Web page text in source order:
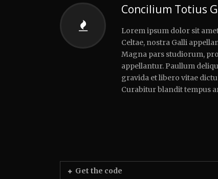
Concilium Totius
Lorem ipsum dolor sit
Celtae, nostra Galli
Magna pars studiorum,
appellantur. Paullum
gravida et libero vitae
Curabitur blandit tempus
Get the code